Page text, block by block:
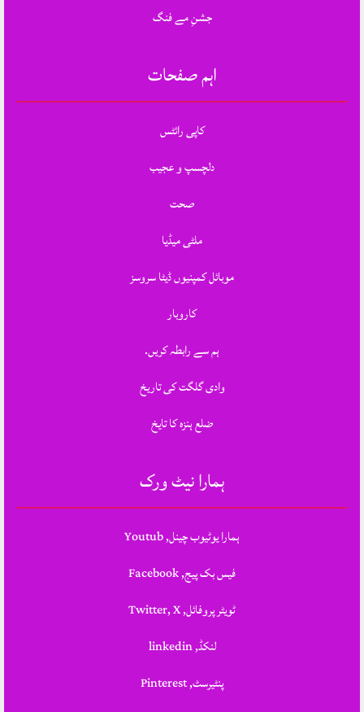
جشنِ مے فنگ
اہم صفحات
کاپی رائٹس
دلچسپ و عجیب
صحت
ملٹی میڈیا
موبائل کمپنیوں ڈیٹا سروسز
کاروبار
ہم سے رابطہ کریں.
وادی گلگت کی تاریخ
ضلع ہنزہ کا تایخ
ہمارا نیٹ ورک
ہمارا یوٹیوب چینل, Youtub
فیس بک پیج, Facebook
ٹویٹر پروفائل, Twitter, X
لنکڈ, linkedin
پنٹیرسٹ, Pinterest